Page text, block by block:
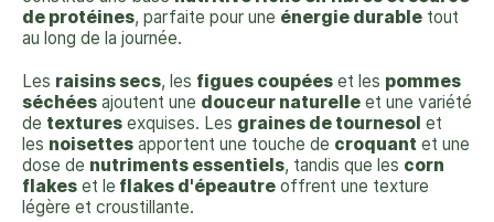
de protéines, parfaite pour une énergie durable tout
au long de la journée.
Les raisins secs, les figues coupées et les pommes
séchées ajoutent une douceur naturelle et une variété
de textures exquises. Les graines de tournesol et
les noisettes apportent une touche de croquant et une
dose de nutriments essentiels, tandis que les corn
flakes et le flakes d'épeautre offrent une texture
légère et croustillante.